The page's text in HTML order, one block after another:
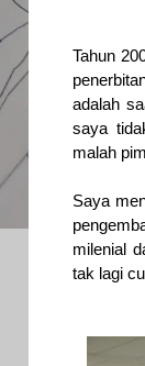
Tahun
adalah
saya
malah
Saya
milenial
tak lagi